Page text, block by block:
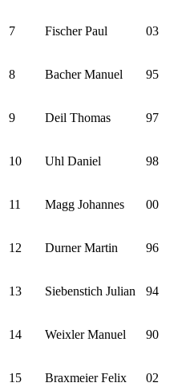
7 Fischer Paul 03
8 Bacher Manuel 95
9 Deil Thomas 97
10 Uhl Daniel 98
11 Magg Johannes 00
12 Durner Martin 96
13 Siebenstich Julian 94
14 Weixler Manuel 90
15 Braxmeier Felix 02